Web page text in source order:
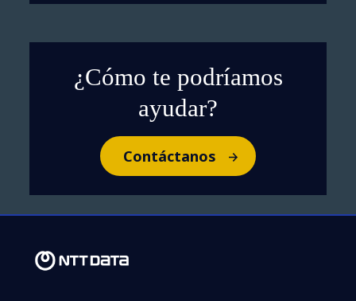
privacidad de los datos en una
ventaja competitiva
¿Cómo te podríamos
ayudar?
Contáctanos